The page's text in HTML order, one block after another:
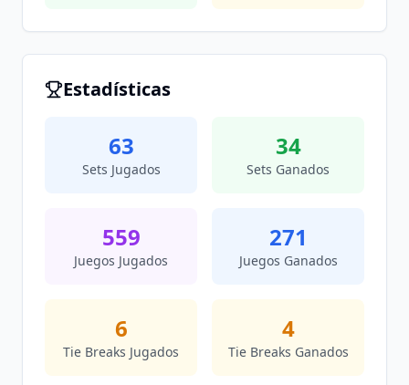
Estadísticas
63
Sets Jugados
34
Sets Ganados
559
Juegos Jugados
271
Juegos Ganados
6
Tie Breaks Jugados
4
Tie Breaks Ganados